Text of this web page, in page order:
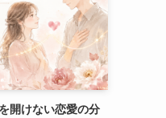
開けない恋愛の分